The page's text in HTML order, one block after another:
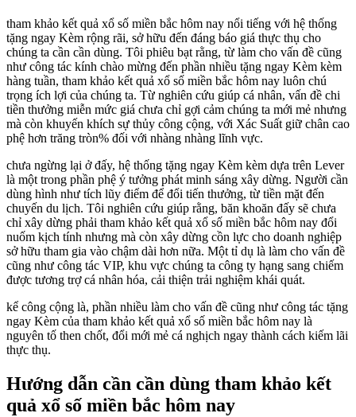
tham khảo kết quả xổ số miền bắc hôm nay nổi tiếng với hệ thống
tặng ngay Kèm rộng rãi, sở hữu đến đáng báo giá thực thụ cho
chúng ta cần cần dùng. Tôi phiêu bạt rằng, từ làm cho vấn đề cũng
như công tác kính chào mừng đến phần nhiều tặng ngay Kèm kèm
hàng tuần, tham khảo kết quả xổ số miền bắc hôm nay luôn chú
trọng ích lợi của chúng ta. Từ nghiên cứu giúp cá nhân, vấn đề chi
tiền thưởng miễn mức giá chưa chỉ gợi cảm chúng ta mới mẻ nhưng
mà còn khuyến khích sự thủy công cộng, với Xác Suất giữ chân cao
phệ hơn trăng tròn% đối với nhàng nhàng lĩnh vực.
chưa ngừng lại ở đấy, hệ thống tặng ngay Kèm kèm dựa trên Lever
là một trong phần phệ ý tưởng phát minh sáng xây dừng. Người cần
dùng hình như tích lũy điểm để đổi tiến thưởng, từ tiền mặt đến
chuyến du lịch. Tôi nghiên cứu giúp rằng, băn khoăn đấy sẽ chưa
chỉ xây dừng phải tham khảo kết quả xổ số miền bắc hôm nay đổi
nuốm kịch tính nhưng mà còn xây dừng cồn lực cho doanh nghiệp
sở hữu tham gia vào chậm dài hơn nữa. Một tỉ dụ là làm cho vấn đề
cũng như công tác VIP, khu vực chúng ta công ty hạng sang chiếm
được tương trợ cá nhân hóa, cải thiện trải nghiệm khái quát.
kể công cộng là, phần nhiều làm cho vấn đề cũng như công tác tặng
ngay Kèm của tham khảo kết quả xổ số miền bắc hôm nay là
nguyên tố then chốt, đổi mới mẻ cá nghịch ngay thành cách kiếm lãi
thực thụ.
Hướng dẫn cần cần dùng tham khảo kết
quả xổ số miền bắc hôm nay